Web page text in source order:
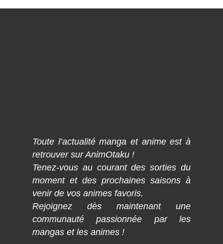
Toute l’actualité manga et anime est à
retrouver sur AnimOtaku !
Tenez-vous au courant des sorties du
moment et des prochaines saisons à
venir de vos animes favoris.
Rejoignez dès maintenant une
communauté passionnée par les
mangas et les animes !